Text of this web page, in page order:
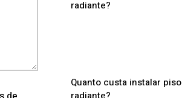
Quanto custa instalar piso